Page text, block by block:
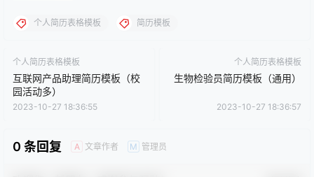
个人简历表格模板 简历模板
个人简历表格模板
互联网产品助理简历模板（校
园活动多）
2023-10-27 18:36:55
个人简历表格模板
生物检验员简历模板（通用）
2023-10-27 18:36:57
0 条回复 A 文章作者 M 管理员